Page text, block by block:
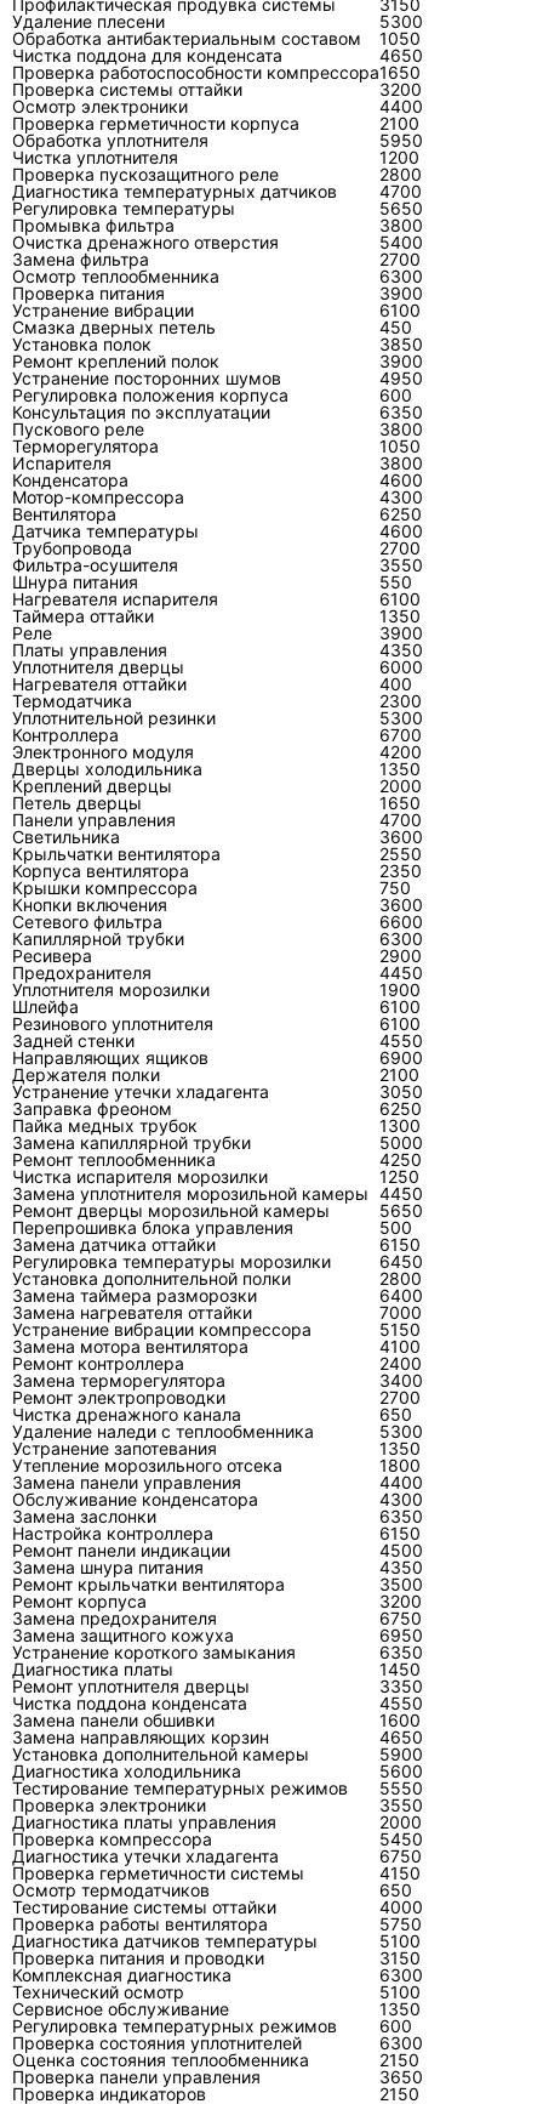
а когда достаточно
обслуживания?
Обслуживания обычно достаточно, если
кондиционер работает, но поток воздуха стал
слабее, появился запах, фильтры грязные, а
ошибок и остановок нет. Ремонт нужен, если
Toshiba не запускает наружный блок,
выбивает питание, показывает код ошибки,
течёт после прочистки, не держит заправку,
шумит компрессор или заметны следы масла
на соединениях.
Самостоятельно можно промыть съёмные
фильтры и проверить настройки пульта. Лезть
в холодильный контур, плату, компрессор,
межблочное соединение и дренаж под
давлением без инструмента нерационально.
Здесь ошибка часто повреждает соседние
узлы и делает последующую диагностику
сложнее.
Как понять, что работу сделали
без переделки?
После ремонта кондиционер должен пройти
контрольный запуск в рабочих режимах.
Проверяют перепад температуры, токи,
отсутствие протечек, стабильность наружного
блока, слив конденсата, отсутствие ошибок и
нормальную реакцию на команды пульта.
Если была утечка, должны быть следы поиска
места утечки и устранения причины, а не
только дозаправка.
Надёжный признак качественного ремонта —
мастер может объяснить цепочку: какой
симптом был, какие измерения получены,
какой узел неисправен, почему выбран
именно этот способ и что проверено после
запуска. Для клиента это важнее общих
обещаний, потому что показывает не
маркетинг, а логику ремонта.
Другие услуги
Смежные работы помогают точнее
определить задачу: иногда ремонт Toshiba на
практике оказывается чисткой, устранением
утечки, заменой конденсатора или
восстановлением платы управления.
Заправка кондиционеров
Ремонт сплит систем
Чистка кондиционеров
Замена компрессоров
Ремонт инверторных кондиционеров
Ремонт плат управления кондиционеров
Замена конденсаторов кондиционеров
Ремонт трассы кондиционеров
Чистка наружного блока кондиционеров
FAQ
Почему кондиционер Toshiba не
охлаждает?
Причина может быть в грязных фильтрах,
загрязнённом теплообменнике, утечке
хладагента, неисправном вентиляторе,
датчике, плате или компрессоре. Точно
Профилактическая продувка системы
3150
Удаление плесени
5300
Обработка антибактериальным составом
1050
Чистка поддона для конденсата
4650
Проверка работоспособности компрессора1650
Проверка системы оттайки
3200
Осмотр электроники
4400
Проверка герметичности корпуса
2100
Обработка уплотнителя
5950
Чистка уплотнителя
1200
Проверка пускозащитного реле
2800
Диагностика температурных датчиков
4700
Регулировка температуры
5650
Промывка фильтра
3800
Очистка дренажного отверстия
5400
Замена фильтра
2700
Осмотр теплообменника
6300
Проверка питания
3900
Устранение вибрации
6100
Смазка дверных петель
450
Установка полок
3850
Ремонт креплений полок
3900
Устранение посторонних шумов
4950
Регулировка положения корпуса
600
Консультация по эксплуатации
6350
Пускового реле
3800
Терморегулятора
1050
Испарителя
3800
Конденсатора
4600
Мотор-компрессора
4300
Вентилятора
6250
Датчика температуры
4600
Трубопровода
2700
Фильтра-осушителя
3550
Шнура питания
550
Нагревателя испарителя
6100
Таймера оттайки
1350
Реле
3900
Платы управления
4350
Уплотнителя дверцы
6000
Нагревателя оттайки
400
Термодатчика
2300
Уплотнительной резинки
5300
Контроллера
6700
Электронного модуля
4200
Дверцы холодильника
1350
Креплений дверцы
2000
Петель дверцы
1650
Панели управления
4700
Светильника
3600
Крыльчатки вентилятора
2550
Корпуса вентилятора
2350
Крышки компрессора
750
Кнопки включения
3600
Сетевого фильтра
6600
Капиллярной трубки
6300
Ресивера
2900
Предохранителя
4450
Уплотнителя морозилки
1900
Шлейфа
6100
Резинового уплотнителя
6100
Задней стенки
4550
Направляющих ящиков
6900
Держателя полки
2100
Устранение утечки хладагента
3050
Заправка фреоном
6250
Пайка медных трубок
1300
Замена капиллярной трубки
5000
Ремонт теплообменника
4250
Чистка испарителя морозилки
1250
Замена уплотнителя морозильной камеры 4450
Ремонт дверцы морозильной камеры
5650
Перепрошивка блока управления
500
Замена датчика оттайки
6150
Регулировка температуры морозилки
6450
Установка дополнительной полки
2800
Замена таймера разморозки
6400
Замена нагревателя оттайки
7000
Устранение вибрации компрессора
5150
Замена мотора вентилятора
4100
Ремонт контроллера
2400
Замена терморегулятора
3400
Ремонт электропроводки
2700
Чистка дренажного канала
650
Удаление наледи с теплообменника
5300
Устранение запотевания
1350
Утепление морозильного отсека
1800
Замена панели управления
4400
Обслуживание конденсатора
4300
Замена заслонки
6350
Настройка контроллера
6150
Ремонт панели индикации
4500
Замена шнура питания
4350
Ремонт крыльчатки вентилятора
3500
Ремонт корпуса
3200
Замена предохранителя
6750
Замена защитного кожуха
6950
Устранение короткого замыкания
6350
Диагностика платы
1450
Ремонт уплотнителя дверцы
3350
Чистка поддона конденсата
4550
Замена панели обшивки
1600
Замена направляющих корзин
4650
Установка дополнительной камеры
5900
Диагностика холодильника
5600
Тестирование температурных режимов
5550
Проверка электроники
3550
Диагностика платы управления
2000
Проверка компрессора
5450
Диагностика утечки хладагента
6750
Проверка герметичности системы
4150
Осмотр термодатчиков
650
Тестирование системы оттайки
4000
Проверка работы вентилятора
5750
Диагностика датчиков температуры
5100
Проверка питания и проводки
3150
Комплексная диагностика
6300
Технический осмотр
5100
Сервисное обслуживание
1350
Регулировка температурных режимов
600
Проверка состояния уплотнителей
6300
Оценка состояния теплообменника
2150
Проверка панели управления
3650
Проверка индикаторов
2150